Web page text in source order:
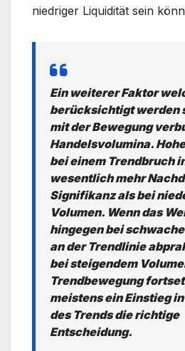
niedriger Liquidität sein
Ein weiterer Faktor
berücksichtigt werden
mit der Bewegung
Handelsvolumina.
bei einem Trendbruch
wesentlich mehr
Signifikanz als bei
Volumen. Wenn das
hingegen bei
an der Trendlinie
bei steigendem
Trendbewegung
meistens ein Einstieg
des Trends die richtige
Entscheidung.